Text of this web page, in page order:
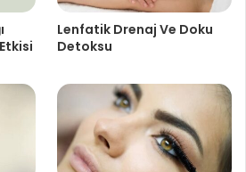
Lenfatik Drenaj Ve Doku
Detoksu